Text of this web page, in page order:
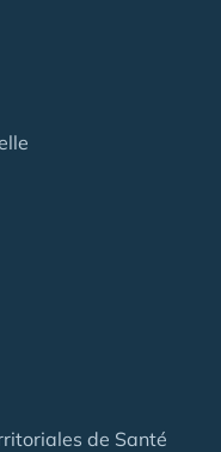
de Santé